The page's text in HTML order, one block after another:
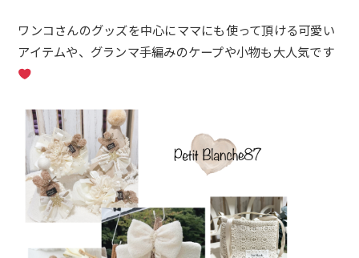
ワンコさんのグッズを中心にママにも使って頂ける可愛い
アイテムや、グランマ手編みのケープや小物も大人気です